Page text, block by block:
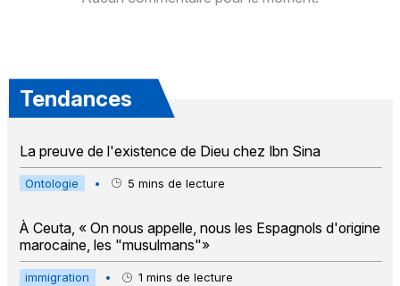
Tendances
La preuve de l'existence de Dieu chez Ibn Sina
Ontologie • 5 mins de lecture
À Ceuta, « On nous appelle, nous les Espagnols d'origine
marocaine, les "musulmans"»
immigration • 1 mins de lecture